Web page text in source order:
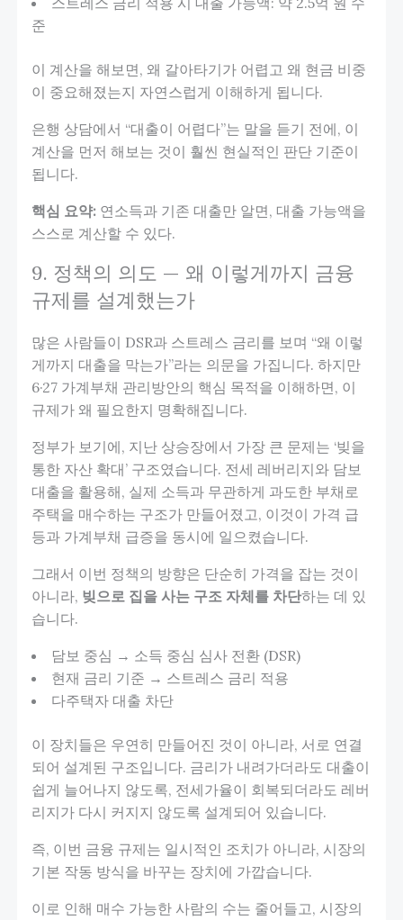
준
이 계산을 해보면, 왜 갈아타기가 어렵고 왜 현금 비중
이 중요해졌는지 자연스럽게 이해하게 됩니다.
은행 상담에서 “대출이 어렵다”는 말을 듣기 전에, 이
계산을 먼저 해보는 것이 훨씬 현실적인 판단 기준이
됩니다.
핵심 요약:연소득과 기존 대출만 알면, 대출 가능액을
스스로 계산할 수 있다.
9. 정책의 의도 — 왜 이렇게까지 금융
규제를 설계했는가
많은 사람들이 DSR과 스트레스 금리를 보며 “왜 이렇
게까지 대출을 막는가”라는 의문을 가집니다. 하지만
6·27 가계부채 관리방안의 핵심 목적을 이해하면, 이
규제가 왜 필요한지 명확해집니다.
정부가 보기에, 지난 상승장에서 가장 큰 문제는 ‘빚을
통한 자산 확대’ 구조였습니다. 전세 레버리지와 담보
대출을 활용해, 실제 소득과 무관하게 과도한 부채로
주택을 매수하는 구조가 만들어졌고, 이것이 가격 급
등과 가계부채 급증을 동시에 일으켰습니다.
그래서 이번 정책의 방향은 단순히 가격을 잡는 것이
아니라, 빚으로 집을 사는 구조 자체를 차단하는 데 있
습니다.
담보 중심 → 소득 중심 심사 전환 (DSR)
현재 금리 기준 → 스트레스 금리 적용
다주택자 대출 차단
이 장치들은 우연히 만들어진 것이 아니라, 서로 연결
되어 설계된 구조입니다. 금리가 내려가더라도 대출이
쉽게 늘어나지 않도록, 전세가율이 회복되더라도 레버
리지가 다시 커지지 않도록 설계되어 있습니다.
즉, 이번 금융 규제는 일시적인 조치가 아니라, 시장의
기본 작동 방식을 바꾸는 장치에 가깝습니다.
이로 인해 매수 가능한 사람의 수는 줄어들고, 시장의